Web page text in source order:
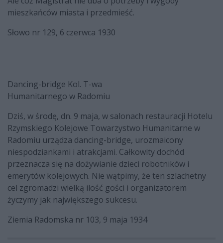
mieszkańców miasta i przedmieść.
Słowo nr 129, 6 czerwca 1930
Dancing-bridge Kol. T-wa
Humanitarnego w Radomiu
Dziś, w środę, dn. 9 maja, w salonach restauracji Hotelu
Rzymskiego Kolejowe Towarzystwo Humanitarne w
Radomiu urządza dancing-bridge, urozmaicony
niespodziankami i atrakcjami. Całkowity dochód
przeznacza się na dożywianie dzieci robotników i
emerytów kolejowych. Nie wątpimy, że ten szlachetny
cel zgromadzi wielką ilość gości i organizatorem
życzymy jak największego sukcesu.
Ziemia Radomska nr 103, 9 maja 1934